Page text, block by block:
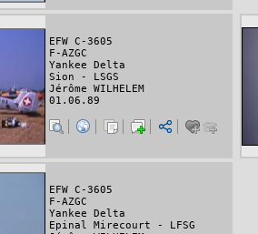
EFW C-3605
F-AZGC
Yankee Delta
Sion - LSGS
Jérôme WILHELEM
01.06.89
EFW C-3605
F-AZGC
Yankee Delta
Epinal Mirecourt - LFSG